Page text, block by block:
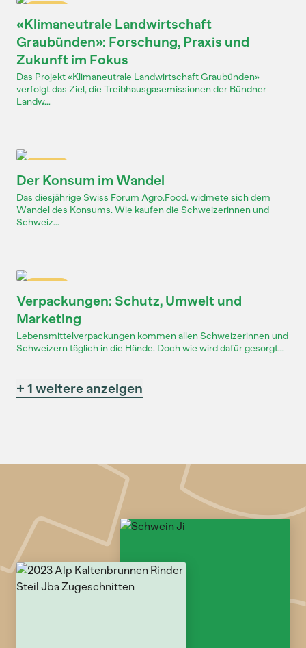
«Klimaneutrale Landwirtschaft
Graubünden»: Forschung, Praxis und
Zukunft im Fokus
Das Projekt «Klimaneutrale Landwirtschaft Graubünden»
verfolgt das Ziel, die Treibhausgasemissionen der Bündner
Landw...
Der Konsum im Wandel
Das diesjährige Swiss Forum Agro.Food. widmete sich dem
Wandel des Konsums. Wie kaufen die Schweizerinnen und
Schweiz...
Verpackungen: Schutz, Umwelt und
Marketing
Lebensmittelverpackungen kommen allen Schweizerinnen und
Schweizern täglich in die Hände. Doch wie wird dafür gesorgt...
+ 1 weitere anzeigen